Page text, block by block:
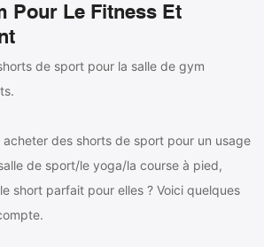
Pour Le Fitness Et
de sport pour la salle de gym
des shorts de sport pour un usage
de sport/le yoga/la course à pied,
short parfait pour elles ? Voici quelques